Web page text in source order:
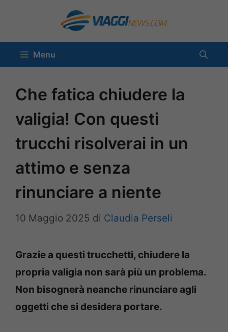
contenuto
Menu
Che fatica chiudere la
valigia! Con questi
trucchi risolverai in un
attimo e senza
rinunciare a niente
10 Maggio 2025 di Claudia Perseli
Grazie a questi trucchetti, chiudere la
propria valigia non sarà più un problema.
Non bisognerà neanche rinunciare agli
oggetti che si desidera portare.